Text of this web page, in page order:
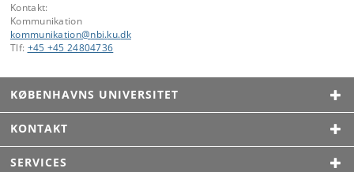
Kontakt:
Kommunikation
kommunikation@nbi.ku.dk
Tlf: +45 +45 24804736
KØBENHAVNS UNIVERSITET
KONTAKT
SERVICES